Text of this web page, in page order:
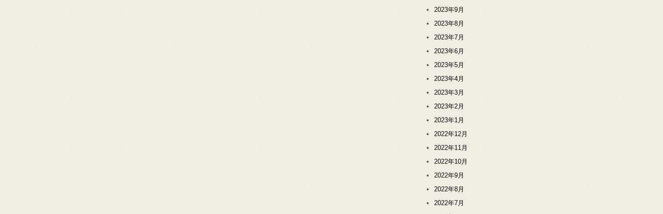
2023年9月
2023年8月
2023年7月
2023年6月
2023年5月
2023年4月
2023年3月
2023年2月
2023年1月
2022年12月
2022年11月
2022年10月
2022年9月
2022年8月
2022年7月